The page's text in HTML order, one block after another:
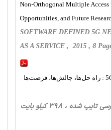
Non-Orthogonal Multiple
Opportunities, and Future
SOFTWARE DEFINED 5G
AS A SERVICE , 2015 , 8
دسترسی چندگانه غیرمتعامد برای 5G : راه‌ حل‌ها، چالش‌ها، فرصت‌ها
، فناوری اطلاعات، 18 صفحه فارسی تایپ شده ، 398 کیلو بایت